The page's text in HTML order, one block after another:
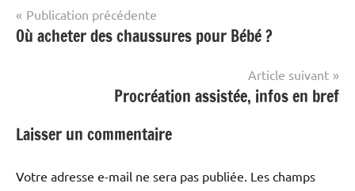
Navigation
de
Publication précédente
Où acheter des chaussures pour Bébé ?
Article suivant
Procréation assistée, infos en bref
Laisser un commentaire
Votre adresse e-mail ne sera pas publiée. Les champs